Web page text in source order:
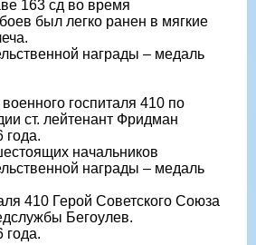
163 сд во время
был легко ранен в мягкие
награды – медаль
госпиталя 410 по
ст. лейтенант Фридман
года.
начальников
награды – медаль
410 Герой Советского Союза
Бегоулев.
года.